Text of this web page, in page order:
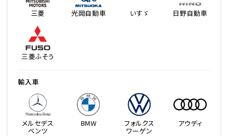
三菱 光岡自動車 いすゞ 日野自動車
三菱ふそう
輸入車
メルセデス
ベンツ
BMW フォルクス
ワーゲン
アウディ